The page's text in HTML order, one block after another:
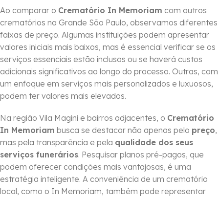
Ao comparar o Crematório In Memoriam com outros
crematórios na Grande São Paulo, observamos diferentes
faixas de preço. Algumas instituições podem apresentar
valores iniciais mais baixos, mas é essencial verificar se os
serviços essenciais estão inclusos ou se haverá custos
adicionais significativos ao longo do processo. Outras, com
um enfoque em serviços mais personalizados e luxuosos,
podem ter valores mais elevados.
Na região Vila Magini e bairros adjacentes, o Crematório
In Memoriam busca se destacar não apenas pelo preço,
mas pela transparência e pela qualidade dos seus
serviços funerários. Pesquisar planos pré-pagos, que
podem oferecer condições mais vantajosas, é uma
estratégia inteligente. A conveniência de um crematório
local, como o In Memoriam, também pode representar